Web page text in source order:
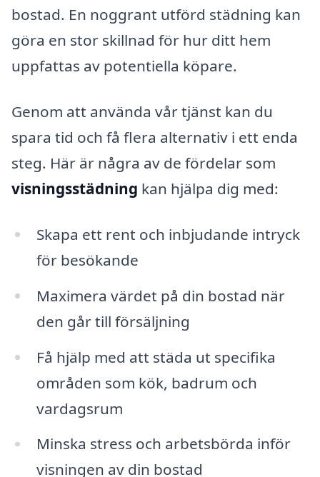
bostad. En noggrant utförd städning kan
göra en stor skillnad för hur ditt hem
uppfattas av potentiella köpare.
Genom att använda vår tjänst kan du
spara tid och få flera alternativ i ett enda
steg. Här är några av de fördelar som
visningsstädning kan hjälpa dig med:
Skapa ett rent och inbjudande intryck
för besökande
Maximera värdet på din bostad när
den går till försäljning
Få hjälp med att städa ut specifika
områden som kök, badrum och
vardagsrum
Minska stress och arbetsbörda inför
visningen av din bostad